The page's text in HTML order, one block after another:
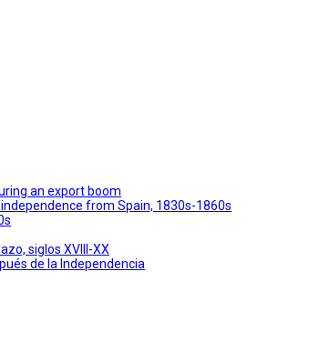
an export boom
from Spain, 1830s-1860s
siglos XVIII-XX
de la Independencia